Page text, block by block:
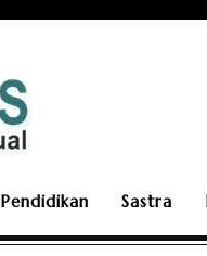
Pendidikan Sastra